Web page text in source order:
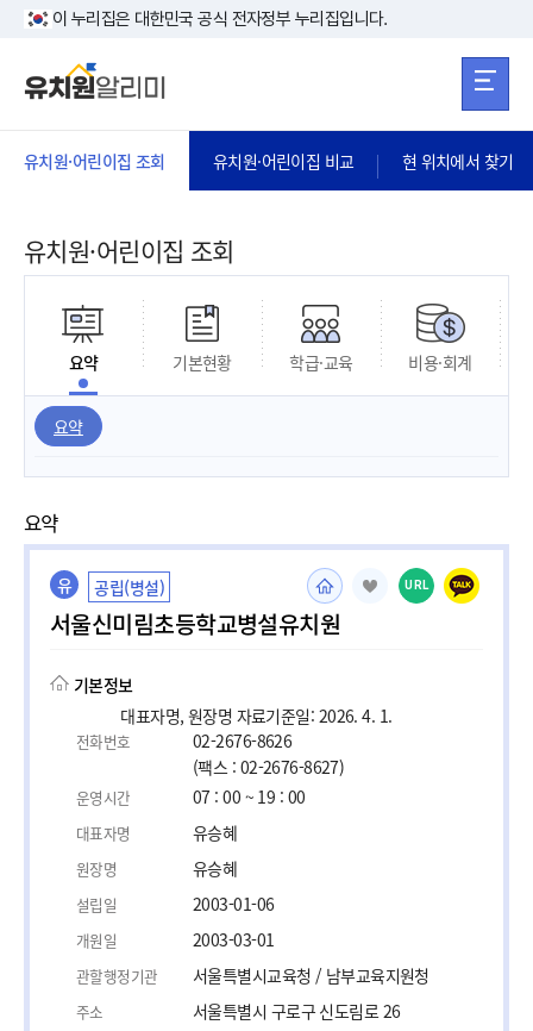
본문 바로가기
이 누리집은 대한민국 공식 전자정부 누리집입니다.
유치원·어린이집 조회 유치원·어린이집 비교 현 위치에서 찾기
유치원·어린이집 조회
요약 기본현황 학급·교육 비용·회계
요약
요약
유 공립(병설)
서울신미림초등학교병설유치원
URL
기본정보
대표자명, 원장명 자료기준일: 2026. 4. 1.
전화번호
02-2676-8626
(팩스 : 02-2676-8627)
운영시간 07 : 00 ~ 19 : 00
대표자명 유승혜
원장명 유승혜
설립일 2003-01-06
개원일 2003-03-01
관할행정기관 서울특별시교육청 / 남부교육지원청
주소 서울특별시 구로구 신도림로 26